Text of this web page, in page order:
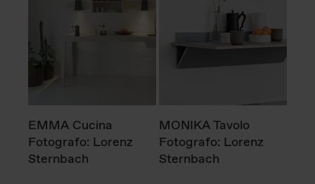
EMMA Cucina
Fotografo: Lorenz
Sternbach
MONIKA Tavolo
Fotografo: Lorenz
Sternbach